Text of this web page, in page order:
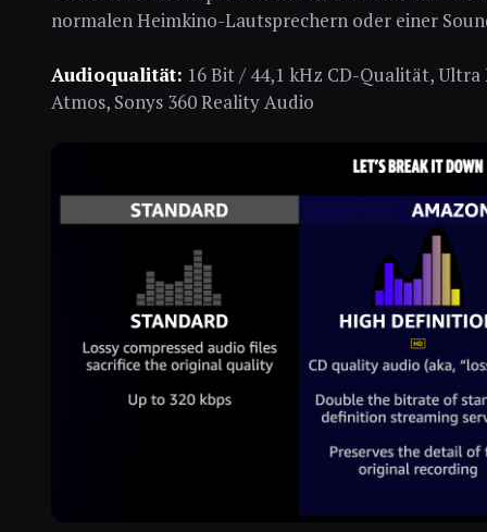
normalen Heimkino-Lautsprechern oder einer
Audioqualität: 16 Bit / 44,1 kHz CD-Qualität,
Atmos, Sonys 360 Reality Audio